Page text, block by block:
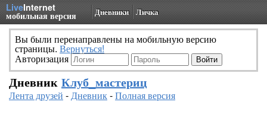
LiveInternet
мобильная версия Дневники Личка
Вы были перенаправлены на мобильную версию
страницы. Вернуться!
Авторизация
Дневник Клуб_мастериц
Лента друзей -Дневник-Полная версия